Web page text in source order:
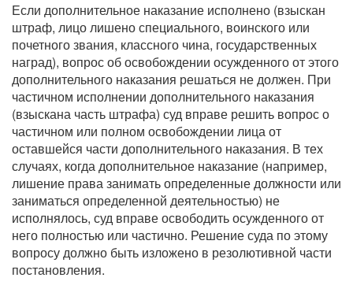
Если дополнительное наказание исполнено (взыскан
штраф, лицо лишено специального, воинского или
почетного звания, классного чина, государственных
наград), вопрос об освобождении осужденного от этого
дополнительного наказания решаться не должен. При
частичном исполнении дополнительного наказания
(взыскана часть штрафа) суд вправе решить вопрос о
частичном или полном освобождении лица от
оставшейся части дополнительного наказания. В тех
случаях, когда дополнительное наказание (например,
лишение права занимать определенные должности или
заниматься определенной деятельностью) не
исполнялось, суд вправе освободить осужденного от
него полностью или частично. Решение суда по этому
вопросу должно быть изложено в резолютивной части
постановления.